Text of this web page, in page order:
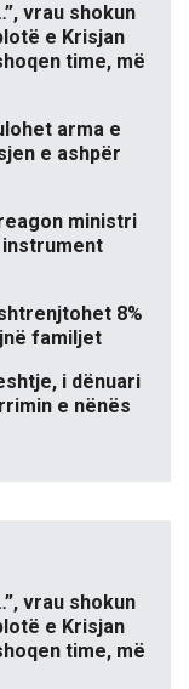
vrau shokun
e Krisjan
time, më
arma e
e ashpër
ministri
instrument
8%
familjet
i dënuari
e nënës
vrau shokun
e Krisjan
time, më